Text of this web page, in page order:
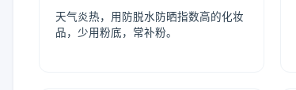
天气炎热，用防脱水防晒指数高的化妆
品，少用粉底，常补粉。